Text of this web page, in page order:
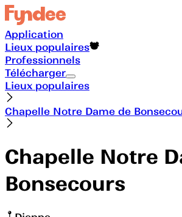
Application
Lieux populaires
Professionnels
Télécharger
Lieux populaires
Chapelle Notre Dame de
Chapelle Notre
Bonsecours